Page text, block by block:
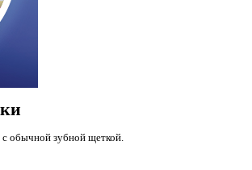
с обычной зубной щеткой.